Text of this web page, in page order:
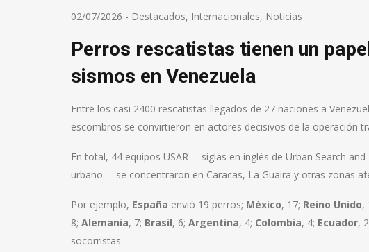
02/07/2026 - Destacados, Internacionales, Noticias
Perros rescatistas tienen un
sismos en Venezuela
Entre los casi 2400 rescatistas llegados de 27 naciones a
escombros se convirtieron en actores decisivos de la operación
En total, 44 equipos USAR —siglas en inglés de Urban Search
urbano— se concentraron en Caracas, La Guaira y otras zonas
Por ejemplo, España envió 19 perros; México, 17; Reino Unido,
8; Alemania, 7; Brasil, 6; Argentina, 4; Colombia, 4; Ecuador,
socorristas.